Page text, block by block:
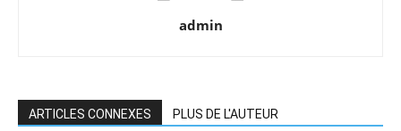
admin
ARTICLES CONNEXES PLUS DE L'AUTEUR